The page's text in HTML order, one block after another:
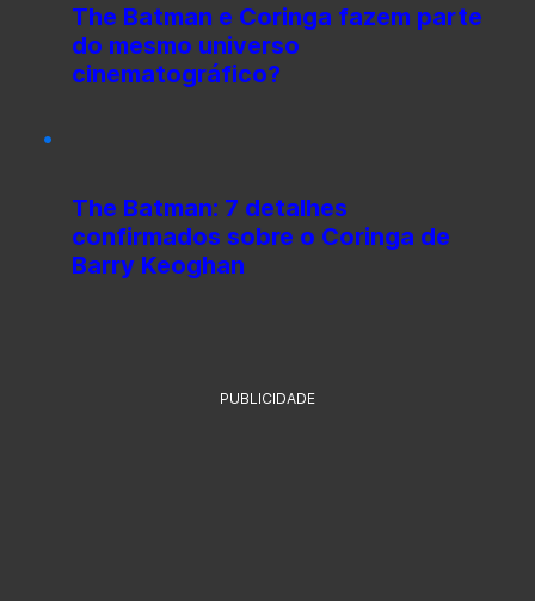
The Batman e Coringa fazem parte
do mesmo universo
cinematográfico?
The Batman: 7 detalhes
confirmados sobre o Coringa de
Barry Keoghan
PUBLICIDADE